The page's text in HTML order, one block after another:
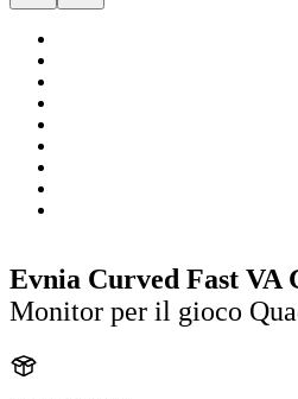
Evnia Curved Fast VA
Monitor per il gioco